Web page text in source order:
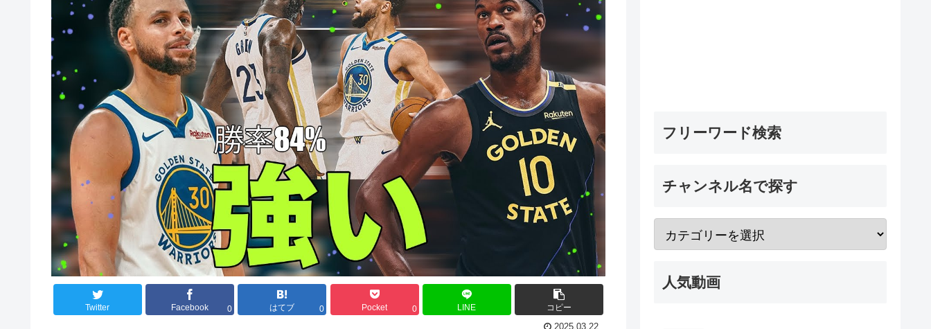
Twitter Facebook 0 はてブ 0 Pocket 0 LINE コピー
フリーワード検索
チャンネル名で探す
人気動画